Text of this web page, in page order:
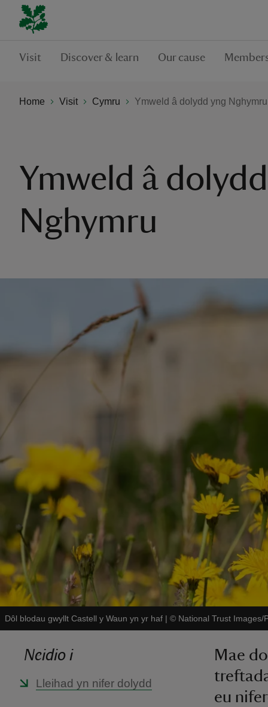
Visit Discover & learn Our cause
Home Visit Cymru Ymweld â dolydd yng Nghymru
Ymweld â
Nghymru
Dôl blodau gwyllt Castell y Waun yn yr haf | © National Trust Images/
Neidio i
Lleihad yn nifer dolydd
Mae
eu